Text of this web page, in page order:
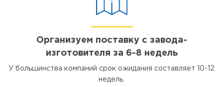
Организуем поставку с завода-
изготовителя за 6-8 недель
У большинства компаний срок ожидания составляет 10-12
недель.